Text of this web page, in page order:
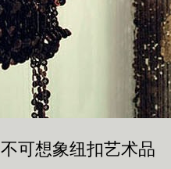
不可想象纽扣艺术品